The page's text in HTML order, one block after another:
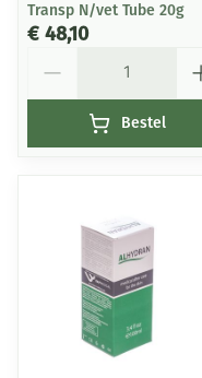
Transp N/vet Tube 20g
€ 48,10
Bestel